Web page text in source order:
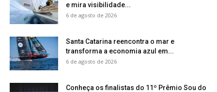
e mira visibilidade...
6 de agosto de 2026
Santa Catarina reencontra o mar e
transforma a economia azul em...
6 de agosto de 2026
Conheça os finalistas do 11º Prêmio Sou do